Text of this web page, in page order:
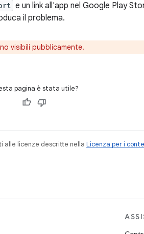
e un link all'app nel Google Play
il problema.
visibili pubblicamente.
pagina è stata utile?
alle licenze descritte nella Licenza per i